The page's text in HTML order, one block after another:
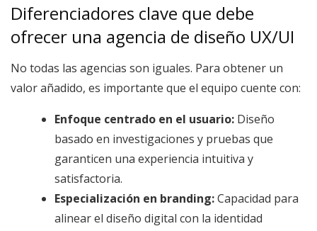
Diferenciadores clave que debe
ofrecer una agencia de diseño UX/UI
No todas las agencias son iguales. Para obtener un
valor añadido, es importante que el equipo cuente con:
Enfoque centrado en el usuario: Diseño
basado en investigaciones y pruebas que
garanticen una experiencia intuitiva y
satisfactoria.
Especialización en branding:Capacidad para
alinear el diseño digital con la identidad